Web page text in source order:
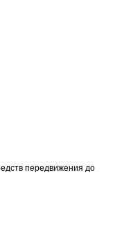
передвижения до